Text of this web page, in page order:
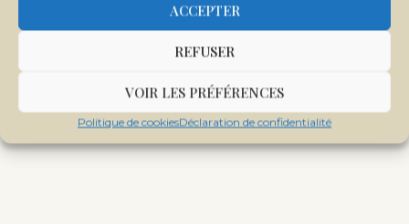
ACCEPTER
REFUSER
VOIR LES PRÉFÉRENCES
Politique de cookiesDéclaration de confidentialité